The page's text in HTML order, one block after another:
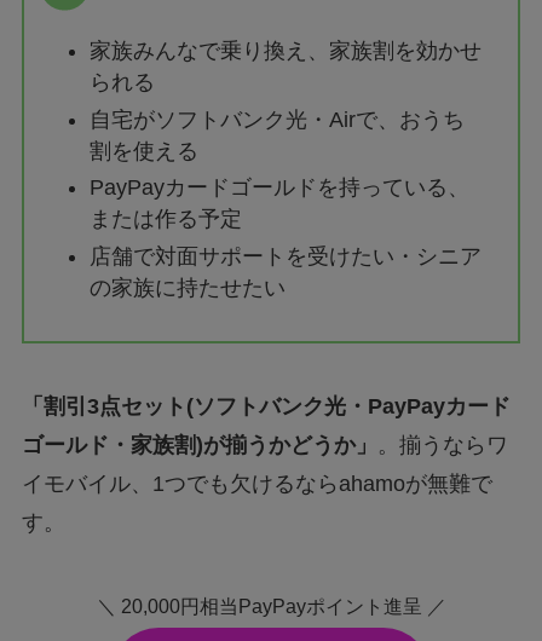
家族みんなで乗り換え、家族割を効かせ
られる
自宅がソフトバンク光・Airで、おうち
割を使える
PayPayカードゴールドを持っている、
または作る予定
店舗で対面サポートを受けたい・シニア
の家族に持たせたい
「割引3点セット(ソフトバンク光・PayPayカード
ゴールド・家族割)が揃うかどうか」 。揃うならワ
イモバイル、1つでも欠けるならahamoが無難で
す。
＼ 20,000円相当PayPayポイント進呈 ／